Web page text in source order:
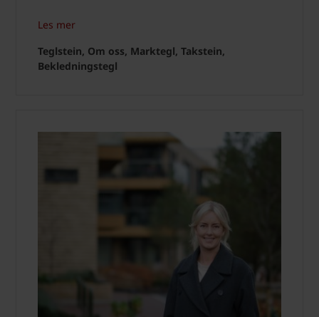
Les mer
Teglstein, Om oss, Marktegl, Takstein,
Bekledningstegl